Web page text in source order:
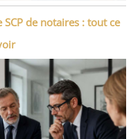
SCP de notaires : tout ce